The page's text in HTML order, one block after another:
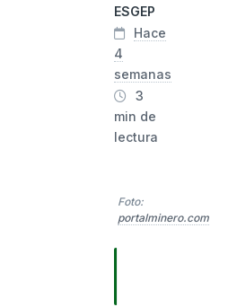
ESGEP
Hace
4
semanas
3
min de
lectura
Foto:
portalminero.com